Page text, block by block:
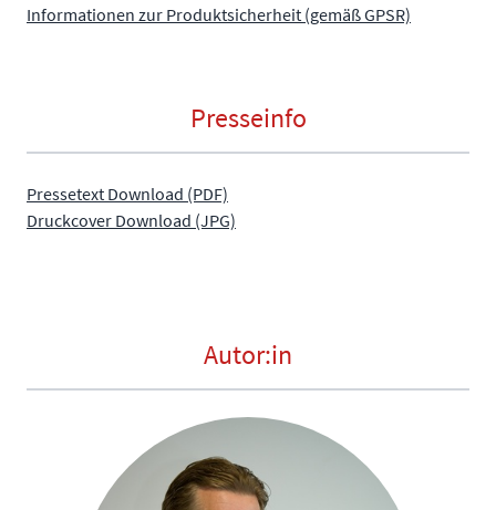
Informationen zur Produktsicherheit (gemäß GPSR)
Presseinfo
Pressetext Download (PDF)
Druckcover Download (JPG)
Autor:in